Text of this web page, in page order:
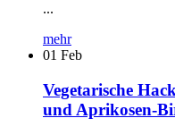
...
mehr
01 Feb
Vegetarische
und Aprikosen-